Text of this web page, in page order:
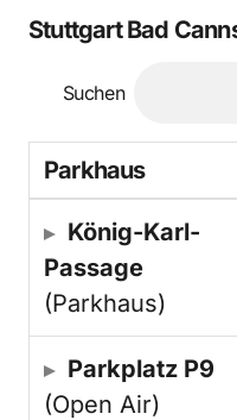
Stuttgart Bad
Suchen
Parkhaus
König-Karl-
Passage
(Parkhaus)
Parkplatz P9
(Open Air)